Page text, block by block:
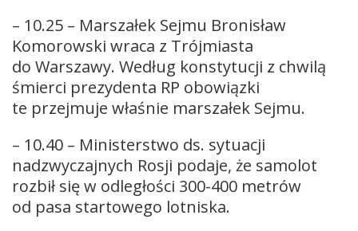
– 10.25 – Marszałek Sejmu Bronisław
Komorowski wraca z Trójmiasta
do Warszawy. Według konstytucji z chwilą
śmierci prezydenta RP obowiązki
te przejmuje właśnie marszałek Sejmu.
– 10.40 – Ministerstwo ds. sytuacji
nadzwyczajnych Rosji podaje, że samolot
rozbił się w odległości 300-400 metrów
od pasa startowego lotniska.